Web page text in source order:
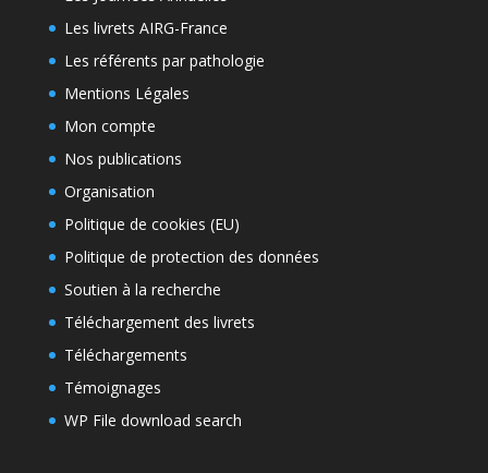
Les livrets AIRG-France
Les référents par pathologie
Mentions Légales
Mon compte
Nos publications
Organisation
Politique de cookies (EU)
Politique de protection des données
Soutien à la recherche
Téléchargement des livrets
Téléchargements
Témoignages
WP File download search